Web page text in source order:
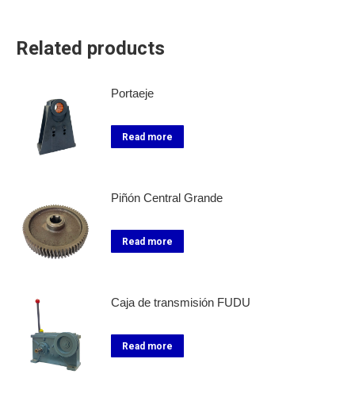
Related products
Portaeje
Read more
Piñón Central Grande
Read more
Caja de transmisión FUDU
Read more